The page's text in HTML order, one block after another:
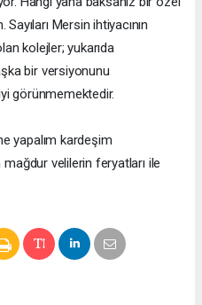
Mersin ihtiyacının
kolejler; yukarıda
bir versiyonunu
görünmemektedir.
yapalım kardeşim
velilerin feryatları ile